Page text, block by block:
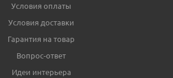
Условия оплаты
Условия доставки
Гарантия на товар
Вопрос-ответ
Идеи интерьера